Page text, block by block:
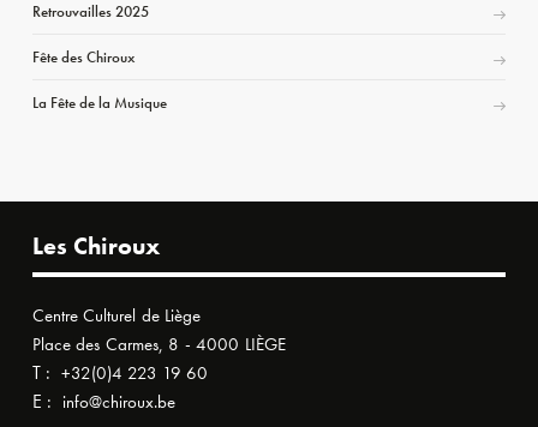
Retrouvailles 2025
Fête des Chiroux
La Fête de la Musique
Les Chiroux
Centre Culturel de Liège
Place des Carmes, 8 - 4000 LIÈGE
T : +32(0)4 223 19 60
E : info@chiroux.be